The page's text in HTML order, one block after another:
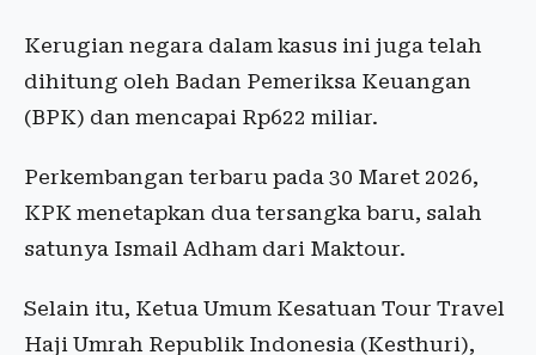
Kerugian negara dalam kasus ini juga telah
dihitung oleh Badan Pemeriksa Keuangan
(BPK) dan mencapai Rp622 miliar.
Perkembangan terbaru pada 30 Maret 2026,
KPK menetapkan dua tersangka baru, salah
satunya Ismail Adham dari Maktour.
Selain itu, Ketua Umum Kesatuan Tour Travel
Haji Umrah Republik Indonesia (Kesthuri),